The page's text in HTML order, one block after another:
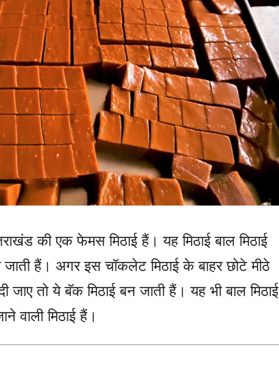
की एक फेमस मिठाई हैं। यह मिठाई बाल मिठाई
हैं। अगर इस चॉकलेट मिठाई के बाहर छोटे मीठे
जाए तो ये बॅक मिठाई बन जाती हैं। यह भी बाल मिठाई
वाली मिठाई हैं।